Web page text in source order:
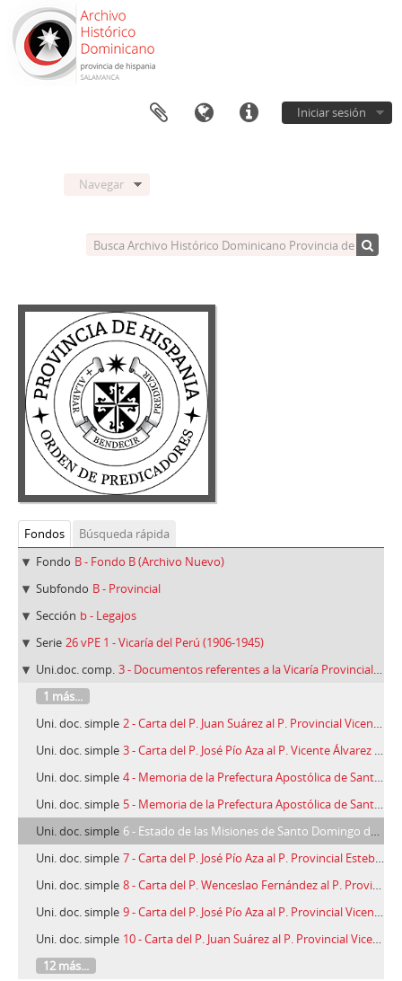
Iniciar sesión
Navegar
Fondos
Búsqueda rápida
Fondo B - Fondo B (Archivo Nuevo)
Subfondo B - Provincial
Sección b - Legajos
Serie 26 vPE 1 - Vicaría del Perú (1906-1945)
Uni.doc. comp. 3 - Documentos referentes a la Vicaría Provincial del Perú (1907-1928)
1 más...
Uni. doc. simple 2 - Carta del P. Juan Suárez al P. Provincial Vicente Álvarez Cienfuegos, Llaicho, Paucartambo (Perú), 14/05/1907
Uni. doc. simple 3 - Carta del P. José Pío Aza al P. Vicente Álvarez Cienfuegos, Llaicho, Paucartambo (Perú), 19/07/1908
Uni. doc. simple 4 - Memoria de la Prefectura Apostólica de Santo Domingo de Urubamba y Madre de Dios al muy R. P. Visitador Fr. Pablo Sánchez (1911)
Uni. doc. simple 5 - Memoria de la Prefectura Apostólica de Santo Domingo de Urubamba (1911)
Uni. doc. simple 6 - Estado de las Misiones de Santo Domingo de Urubamba, Cuzco, 10/08/1911
Uni. doc. simple 7 - Carta del P. José Pío Aza al P. Provincial Esteban Sacrest, San Luis del Manu (Perú), 10/12/1913
Uni. doc. simple 8 - Carta del P. Wenceslao Fernández al P. Provincial Vicente Álvarez Cienfuegos, San Jacinto en el Madre de Dios (Perú), 15/03/1915
Uni. doc. simple 9 - Carta del P. José Pío Aza al P. Provincial Vicente Álvarez Cienfuegos, Lima, Santuario de Santa Rosa, 16/06/1915
Uni. doc. simple 10 - Carta del P. Juan Suárez al P. Provincial Vicente Álvarez Cienfuegos, Santa Rosa de Lima, 13/04/1917
12 más...